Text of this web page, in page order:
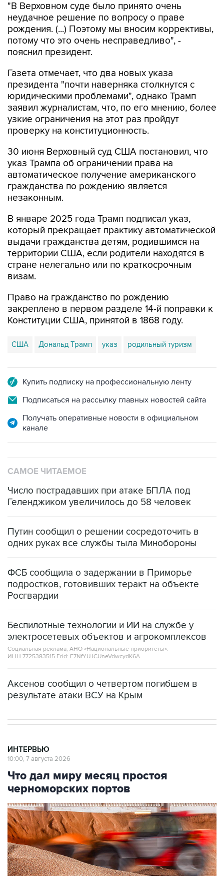
"В Верховном суде было принято очень
неудачное решение по вопросу о праве
рождения. (...) Поэтому мы вносим коррективы,
потому что это очень несправедливо", -
пояснил президент.
Газета отмечает, что два новых указа
президента "почти наверняка столкнутся с
юридическими проблемами", однако Трамп
заявил журналистам, что, по его мнению, более
узкие ограничения на этот раз пройдут
проверку на конституционность.
30 июня Верховный суд США постановил, что
указ Трампа об ограничении права на
автоматическое получение американского
гражданства по рождению является
незаконным.
В январе 2025 года Трамп подписал указ,
который прекращает практику автоматической
выдачи гражданства детям, родившимся на
территории США, если родители находятся в
стране нелегально или по краткосрочным
визам.
Право на гражданство по рождению
закреплено в первом разделе 14-й поправки к
Конституции США, принятой в 1868 году.
США Дональд Трамп указ родильный туризм
Купить подписку на профессиональную ленту
Подписаться на рассылку главных новостей сайта
Получать оперативные новости в официальном
канале
САМОЕ ЧИТАЕМОЕ
Число пострадавших при атаке БПЛА под
Геленджиком увеличилось до 58 человек
Путин сообщил о решении сосредоточить в
одних руках все службы тыла Минобороны
ФСБ сообщила о задержании в Приморье
подростков, готовивших теракт на объекте
Росгвардии
Беспилотные технологии и ИИ на службе у
электросетевых объектов и агрокомплексов
Социальная реклама, АНО «Национальные приоритеты».
ИНН 7725383515 Erid: F7NfYUJCUneVdwcydK6A
Аксенов сообщил о четвертом погибшем в
результате атаки ВСУ на Крым
ИНТЕРВЬЮ
10:00, 7 августа 2026
Что дал миру месяц простоя
черноморских портов